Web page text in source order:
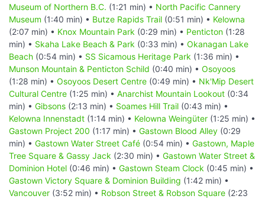
Museum of Northern B.C. (1:21 min) • North Pacific Cannery
Museum (1:40 min) • Butze Rapids Trail (0:51 min) • Kelowna
(2:07 min) • Knox Mountain Park (0:29 min) • Penticton (1:28
min) • Skaha Lake Beach & Park (0:33 min) • Okanagan Lake
Beach (0:54 min) • SS Sicamous Heritage Park (1:36 min) •
Munson Mountain & Penticton Schild (0:40 min) • Osoyoos
(1:28 min) • Osoyoos Desert Centre (0:49 min) • Nk'Mip Desert
Cultural Centre (1:25 min) • Anarchist Mountain Lookout (0:34
min) • Gibsons (2:13 min) • Soames Hill Trail (0:43 min) •
Kelowna Innenstadt (1:14 min) • Kelowna Weingüter (1:25 min) •
Gastown Project 200 (1:17 min) • Gastown Blood Alley (0:29
min) • Gastown Water Street Café (0:54 min) • Gastown, Maple
Tree Square & Gassy Jack (2:30 min) • Gastown Water Street &
Dominion Hotel (0:46 min) • Gastown Steam Clock (0:45 min) •
Gastown Victory Square & Dominion Building (1:42 min) •
Vancouver (3:52 min) • Robson Street & Robson Square (2:23